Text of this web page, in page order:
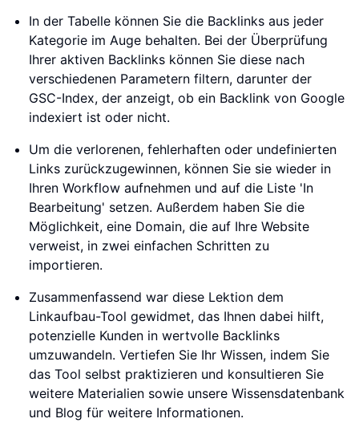
In der Tabelle können Sie die Backlinks aus jeder
Kategorie im Auge behalten. Bei der Überprüfung
Ihrer aktiven Backlinks können Sie diese nach
verschiedenen Parametern filtern, darunter der
GSC-Index, der anzeigt, ob ein Backlink von Google
indexiert ist oder nicht.
Um die verlorenen, fehlerhaften oder undefinierten
Links zurückzugewinnen, können Sie sie wieder in
Ihren Workflow aufnehmen und auf die Liste 'In
Bearbeitung' setzen. Außerdem haben Sie die
Möglichkeit, eine Domain, die auf Ihre Website
verweist, in zwei einfachen Schritten zu
importieren.
Zusammenfassend war diese Lektion dem
Linkaufbau-Tool gewidmet, das Ihnen dabei hilft,
potenzielle Kunden in wertvolle Backlinks
umzuwandeln. Vertiefen Sie Ihr Wissen, indem Sie
das Tool selbst praktizieren und konsultieren Sie
weitere Materialien sowie unsere Wissensdatenbank
und Blog für weitere Informationen.